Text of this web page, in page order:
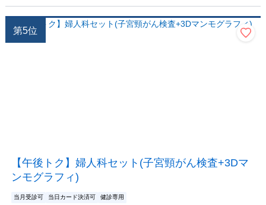
第5位
【午後トク】婦人科セット(子宮頸がん検査+3Dマ
ンモグラフィ)
当月受診可 当日カード決済可 健診専用